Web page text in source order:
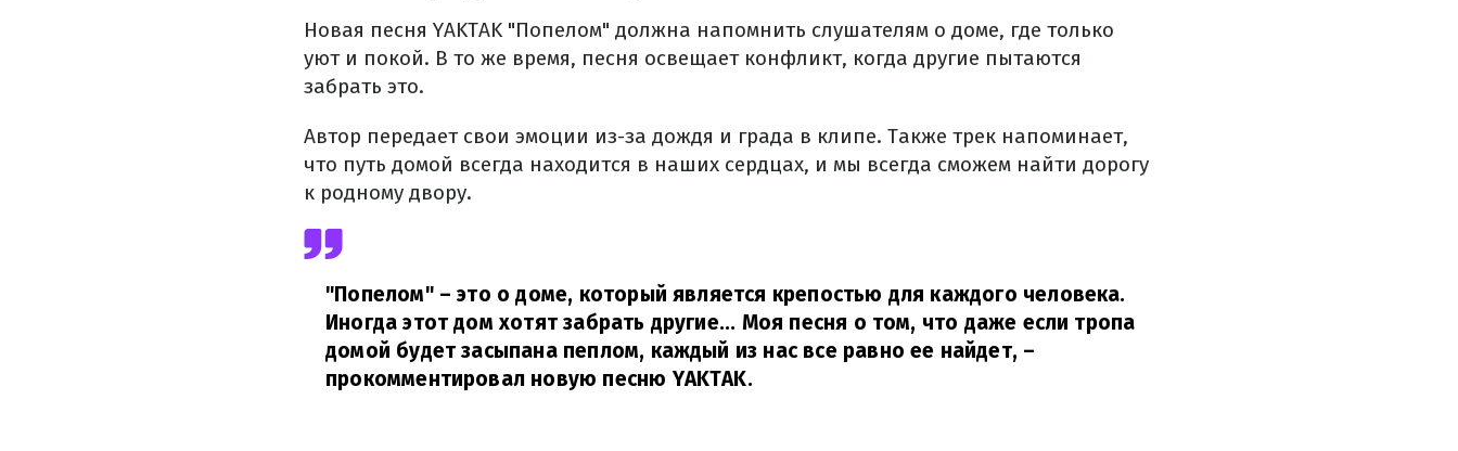
Новая песня YAKTAK "Попелом" должна напомнить слушателям о доме, где только
уют и покой. В то же время, песня освещает конфликт, когда другие пытаются
забрать это.
Автор передает свои эмоции из-за дождя и града в клипе. Также трек напоминает,
что путь домой всегда находится в наших сердцах, и мы всегда сможем найти дорогу
к родному двору.
"Попелом" – это о доме, который является крепостью для каждого человека.
Иногда этот дом хотят забрать другие... Моя песня о том, что даже если тропа
домой будет засыпана пеплом, каждый из нас все равно ее найдет, –
прокомментировал новую песню YAKTAK.